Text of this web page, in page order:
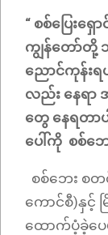
“ စစ်ပြေးရှ
ကျွန်တော်တို့
ညောင်ကုန်းရ
လည်း နေရာ အ
တွေ နေရတာပ
ပေါ်ကို စစ်ဘေ
စစ်ဘေး စ
ကောင်စီ)နှင့်
ထောက်ပံ့ခဲ့ပ